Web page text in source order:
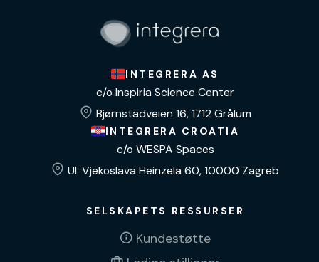
INTEGRERA AS
c/o Inspiria Science Center
Bjørnstadveien 16, 1712 Grålum
INTEGRERA CROATIA
c/o WESPA Spaces
Ul. Vjekoslava Heinzela 60, 10000 Zagreb
SELSKAPETS RESSURSER
Kundestøtte